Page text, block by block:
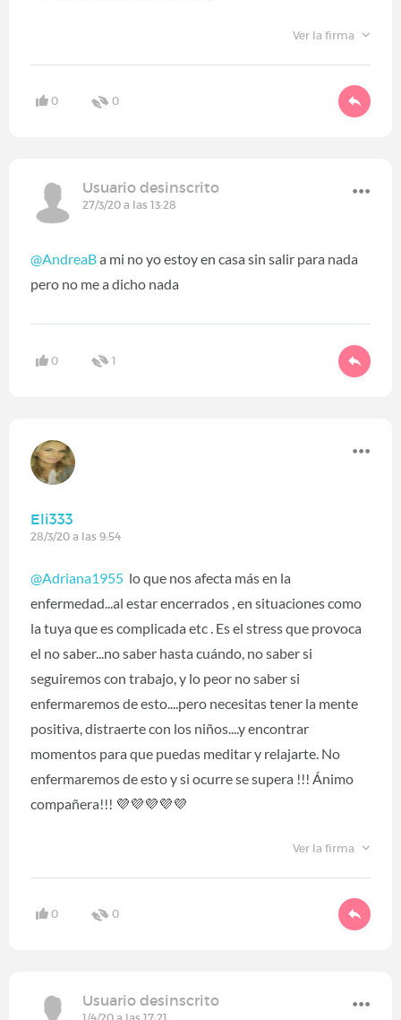
Ver la firma
0 0
Usuario desinscrito
27/3/20 a las 13:28
@AndreaBa mi no yo estoy en casa sin salir para nada
pero no me a dicho nada
0 1
Eli333
28/3/20 a las 9:54
@Adriana1955 lo que nos afecta más en la
enfermedad...al estar encerrados , en situaciones como
la tuya que es complicada etc . Es el stress que provoca
el no saber...no saber hasta cuándo, no saber si
seguiremos con trabajo, y lo peor no saber si
enfermaremos de esto....pero necesitas tener la mente
positiva, distraerte con los niños....y encontrar
momentos para que puedas meditar y relajarte. No
enfermaremos de esto y si ocurre se supera !!! Ánimo
compañera!!! 💜💜💜💜💜
Ver la firma
0 0
Usuario desinscrito